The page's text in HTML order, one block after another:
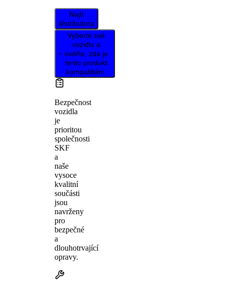
Najít
distributora
Vyberte své
vozidlo a
ověřte, zda je
tento produkt
kompatibilní.
Bezpečnost
vozidla
je
prioritou
společnosti
SKF
a
naše
vysoce
kvalitní
součásti
jsou
navrženy
pro
bezpečné
a
dlouhotrvající
opravy.